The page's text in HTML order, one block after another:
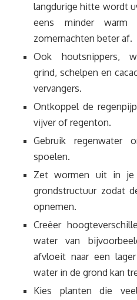
langdurige hitte wordt
eens minder
zomernachten beter af.
Ook houtsnippers,
grind, schelpen en
vervangers.
Ontkoppel de
vijver of regenton.
Gebruik
spoelen.
Zet wormen uit in je
grondstructuur zodat
opnemen.
Creëer
water van
afvloeit naar een
water in de grond kan
Kies planten die